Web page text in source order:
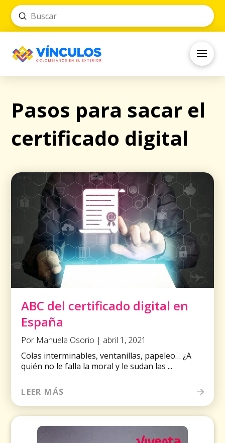
Search
Submit
Pasos para sacar el
certificado digital
ABC del certificado digital en
España
Por Manuela Osorio | abril 1, 2021
Colas interminables, ventanillas, papeleo… ¿A
quién no le falla la moral y le sudan las ...
LEER MÁS